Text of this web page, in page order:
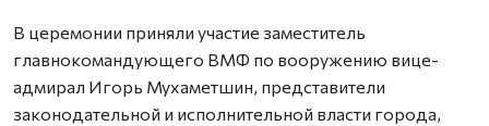
В церемонии приняли участие заместитель
главнокомандующего ВМФ по вооружению вице-
адмирал Игорь Мухаметшин, представители
законодательной и исполнительной власти города,